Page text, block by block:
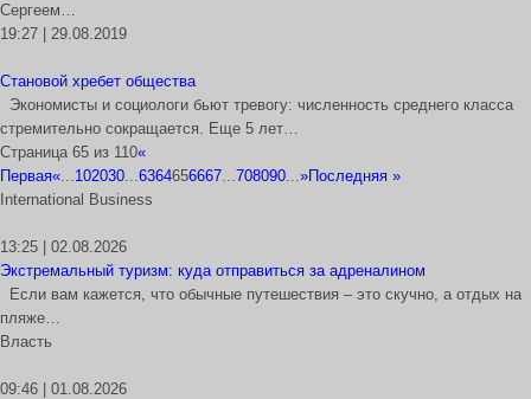
Сергеем…
19:27 | 29.08.2019
Становой хребет общества
Экономисты и социологи бьют тревогу: численность среднего класса
стремительно сокращается. Еще 5 лет…
Страница 65 из 110«
Первая«...102030...6364656667...708090...»Последняя »
International Business
13:25 | 02.08.2026
Экстремальный туризм: куда отправиться за адреналином
Если вам кажется, что обычные путешествия – это скучно, а отдых на
пляже…
Власть
09:46 | 01.08.2026